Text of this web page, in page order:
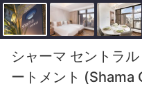
シャーマ セントラ
ートメント (Shama
星評価 4つ星